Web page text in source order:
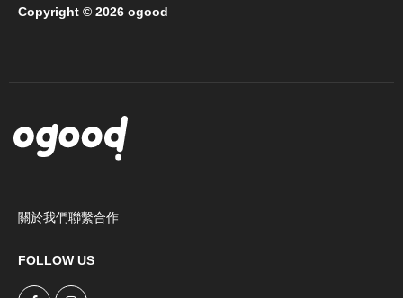
Copyright © 2026 ogood
關於我們聯繫合作
FOLLOW US